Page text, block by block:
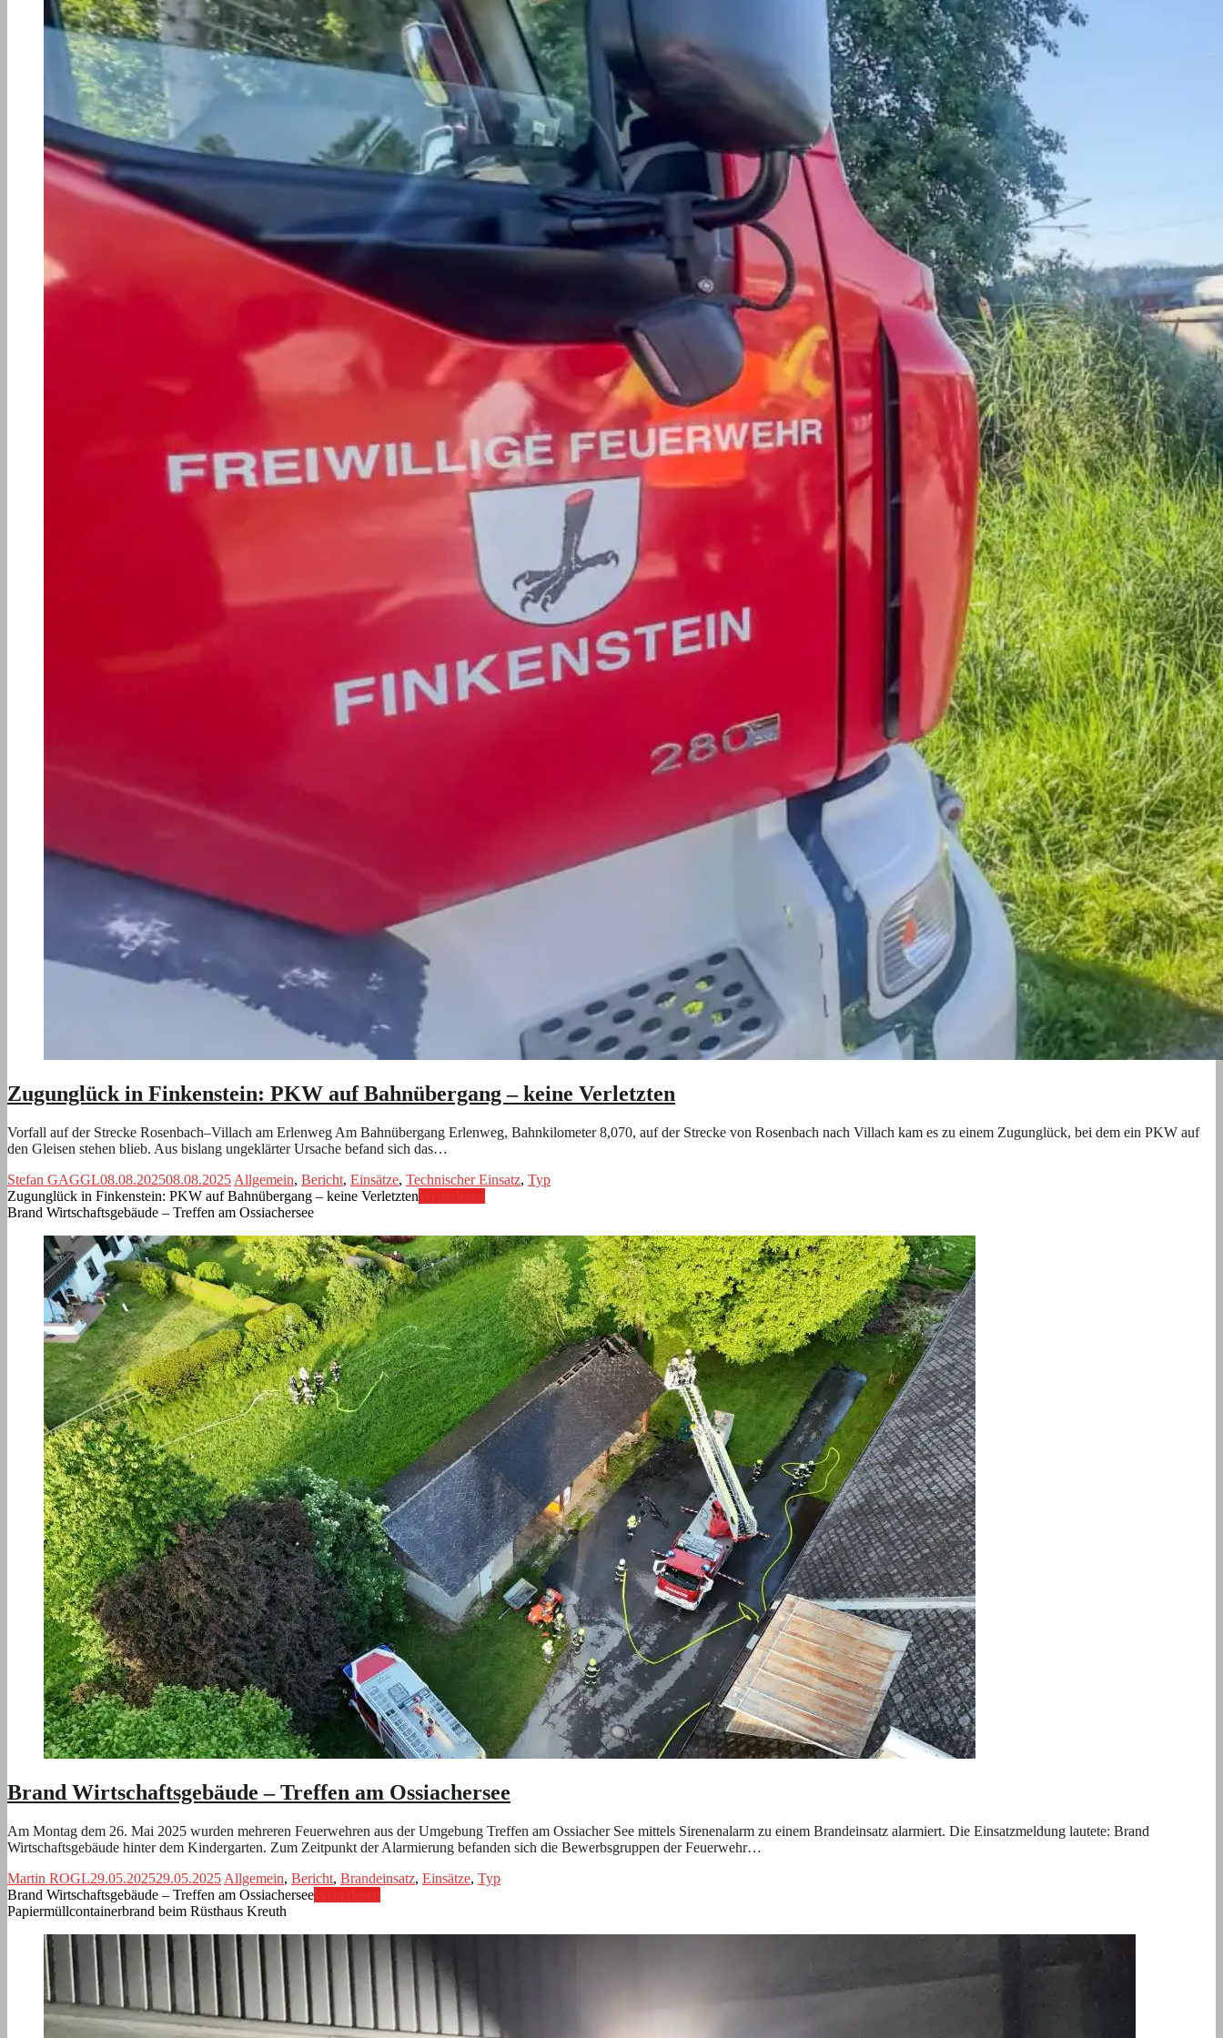
Zugunglück in Finkenstein: PKW auf Bahnübergang – keine Verletzten
Vorfall auf der Strecke Rosenbach–Villach am Erlenweg Am Bahnübergang Erlenweg, Bahnkilometer 8,070, auf der Strecke von Rosenbach nach Villach kam es zu einem Zugunglück, bei dem ein PKW auf
den Gleisen stehen blieb. Aus bislang ungeklärter Ursache befand sich das…
Stefan GAGGL08.08.202508.08.2025 Allgemein, Bericht, Einsätze, Technischer Einsatz, Typ
Zugunglück in Finkenstein: PKW auf Bahnübergang – keine Verletzten
Brand Wirtschaftsgebäude – Treffen am Ossiachersee
Brand Wirtschaftsgebäude – Treffen am Ossiachersee
Am Montag dem 26. Mai 2025 wurden mehreren Feuerwehren aus der Umgebung Treffen am Ossiacher See mittels Sirenenalarm zu einem Brandeinsatz alarmiert. Die Einsatzmeldung lautete: Brand
Wirtschaftsgebäude hinter dem Kindergarten. Zum Zeitpunkt der Alarmierung befanden sich die Bewerbsgruppen der Feuerwehr…
Martin ROGL29.05.202529.05.2025 Allgemein, Bericht, Brandeinsatz, Einsätze, Typ
Brand Wirtschaftsgebäude – Treffen am Ossiachersee
Papiermüllcontainerbrand beim Rüsthaus Kreuth